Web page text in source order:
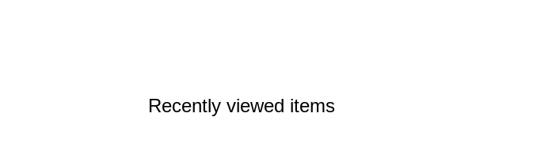
Recently viewed items